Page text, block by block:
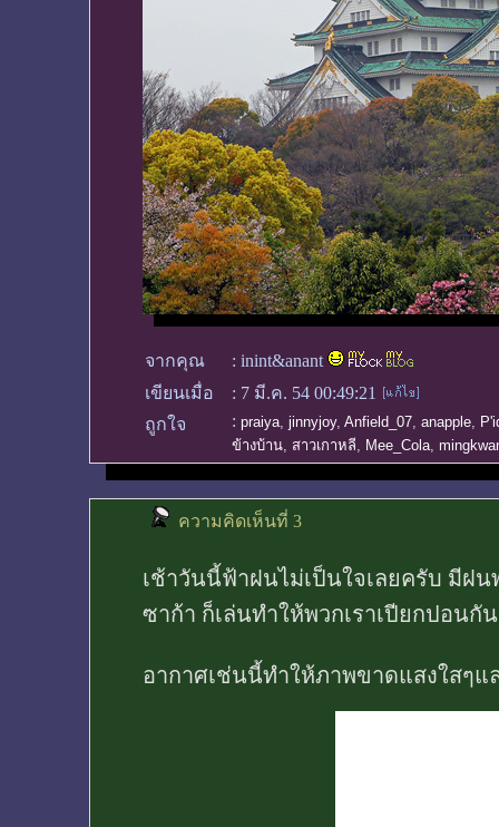
จากคุณ : inint&anant
เขียนเมื่อ
: 7 มี.ค. 54 00:49:21
ถูกใจ
: praiya, jinnyjoy, Anfield_07, anapple,
ข้างบ้าน, สาวเกาหลี, Mee_Cola,
ความคิดเห็นที่ 3
เช้าวันนี้ฟ้าฝนไม่เป็นใจเลยครับ มีฝ
ซาก้า ก็เล่นทำให้พวกเราเปียกปอนกั
อากาศเช่นนี้ทำให้ภาพขาดแสงใสๆแ